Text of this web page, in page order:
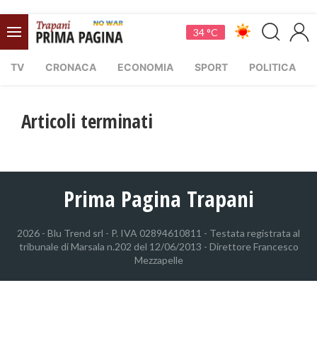
34 °C
TV CRONACA ECONOMIA SPORT POLITICA
Articoli terminati
Prima Pagina Trapani
2026 - Blu Trend srl - P. IVA 02894610811 - Testata registrata al
tribunale di Marsala n.202 del 12/06/2013 - Direttore Francesco
Mezzapelle